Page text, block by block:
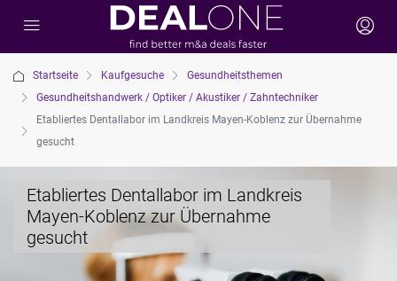
Startseite Kaufgesuche
Gesundheitsthemen
Gesundheitshandwerk / Optiker / Akustiker / Zahntechniker
Etabliertes Dentallabor im Landkreis Mayen-Koblenz zur Übernahme
gesucht
Etabliertes Dentallabor im Landkreis
Mayen-Koblenz zur Übernahme
gesucht